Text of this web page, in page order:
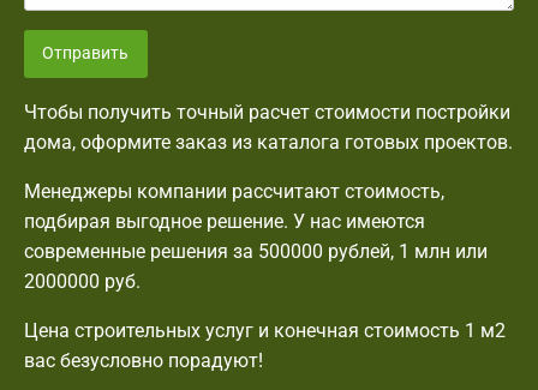
Отправить
Чтобы получить точный расчет стоимости постройки
дома, оформите заказ из каталога готовых проектов.
Менеджеры компании рассчитают стоимость,
подбирая выгодное решение. У нас имеются
современные решения за 500000 рублей, 1 млн или
2000000 руб.
Цена строительных услуг и конечная стоимость 1 м2
вас безусловно порадуют!